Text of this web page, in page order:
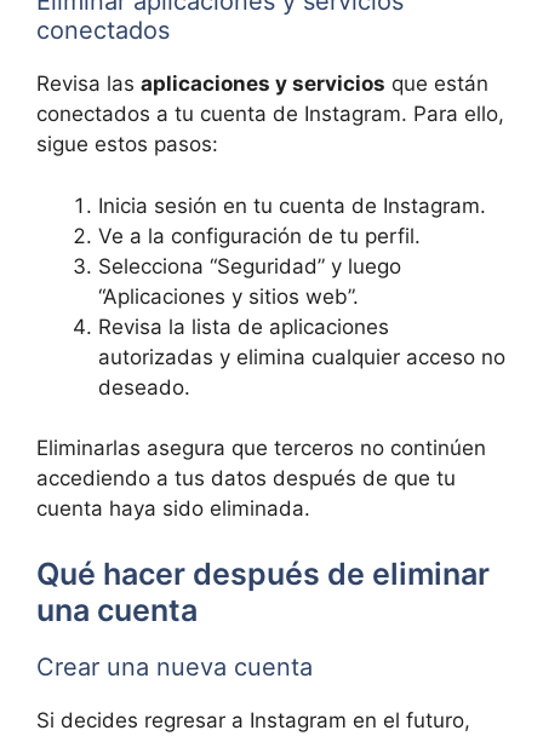
conectados
Revisa las aplicaciones y servicios que están
conectados a tu cuenta de Instagram. Para ello,
sigue estos pasos:
Inicia sesión en tu cuenta de Instagram.
Ve a la configuración de tu perfil.
Selecciona “Seguridad” y luego
“Aplicaciones y sitios web”.
Revisa la lista de aplicaciones
autorizadas y elimina cualquier acceso no
deseado.
Eliminarlas asegura que terceros no continúen
accediendo a tus datos después de que tu
cuenta haya sido eliminada.
Qué hacer después de eliminar
una cuenta
Crear una nueva cuenta
Si decides regresar a Instagram en el futuro,